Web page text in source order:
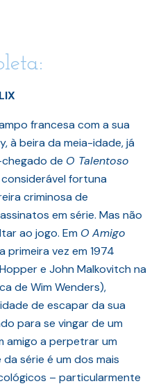
francesa com a sua
à beira da meia-idade, já
de O Talentoso
fortuna
criminosa de
em série. Mas não
ao jogo. Em O Amigo
primeira vez em 1974
e John Malkovitch na
de Wim Wenders),
de escapar da sua
para se vingar de um
amigo a perpetrar um
série é um dos mais
– particularmente